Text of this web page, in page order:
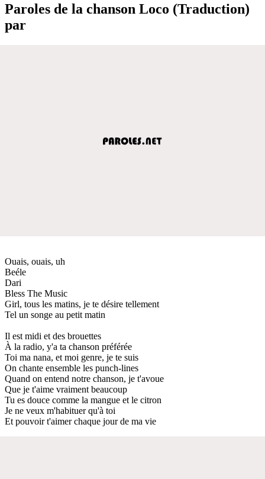
Paroles de la chanson Loco (Traduction)
par
Ouais, ouais, uh
Beéle
Dari
Bless The Music
Girl, tous les matins, je te désire tellement
Tel un songe au petit matin
Il est midi et des brouettes
À la radio, y'a ta chanson préférée
Toi ma nana, et moi genre, je te suis
On chante ensemble les punch-lines
Quand on entend notre chanson, je t'avoue
Que je t'aime vraiment beaucoup
Tu es douce comme la mangue et le citron
Je ne veux m'habituer qu'à toi
Et pouvoir t'aimer chaque jour de ma vie